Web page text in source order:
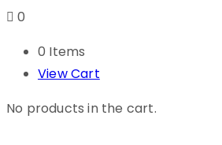
0
0 Items
View Cart
No products in the cart.